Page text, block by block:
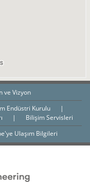
ve Vizyon
Endüstri Kurulu
|
|
Bilişim Servisleri
Ulaşım Bilgileri